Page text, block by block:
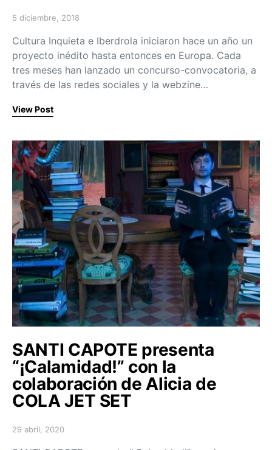
Posted on
5 diciembre, 2018
Cultura Inquieta e Iberdrola iniciaron hace un año un
proyecto inédito hasta entonces en Europa. Cada
tres meses han lanzado un concurso-convocatoria, a
través de las redes sociales y la webzine…
View Post
SANTI CAPOTE presenta
“¡Calamidad!” con la
colaboración de Alicia de
COLA JET SET
Posted on
29 abril, 2020